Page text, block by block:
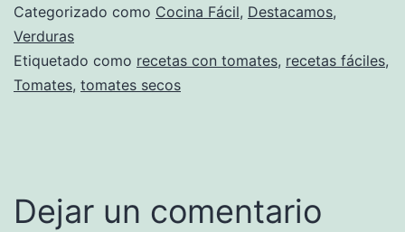
Categorizado como Cocina Fácil, Destacamos,
Verduras
Etiquetado como recetas con tomates, recetas fáciles,
Tomates, tomates secos
Dejar un comentario